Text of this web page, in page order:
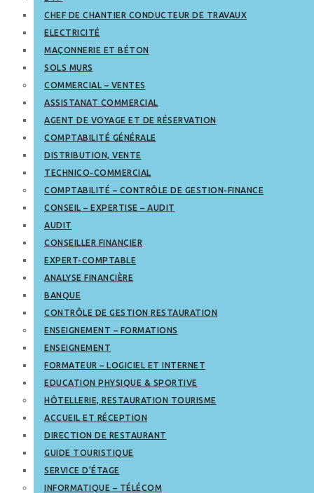
CHEF DE CHANTIER CONDUCTEUR DE TRAVAUX
ELECTRICITÉ
MAÇONNERIE ET BÉTON
SOLS MURS
COMMERCIAL – VENTES
ASSISTANAT COMMERCIAL
AGENT DE VOYAGE ET DE RÉSERVATION
COMPTABILITÉ GÉNÉRALE
DISTRIBUTION, VENTE
TECHNICO-COMMERCIAL
COMPTABILITÉ – CONTRÔLE DE GESTION-FINANCE
CONSEIL – EXPERTISE – AUDIT
AUDIT
CONSEILLER FINANCIER
EXPERT-COMPTABLE
ANALYSE FINANCIÈRE
BANQUE
CONTRÔLE DE GESTION RESTAURATION
ENSEIGNEMENT – FORMATIONS
ENSEIGNEMENT
FORMATEUR – LOGICIEL ET INTERNET
EDUCATION PHYSIQUE & SPORTIVE
HÔTELLERIE, RESTAURATION TOURISME
ACCUEIL ET RÉCEPTION
DIRECTION DE RESTAURANT
GUIDE TOURISTIQUE
SERVICE D’ÉTAGE
INFORMATIQUE – TÉLÉCOM